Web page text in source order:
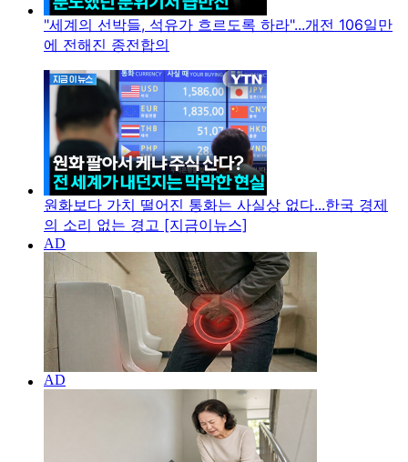
"세계의 선박들, 석유가 흐르도록 하라"...개전 106일만
에 전해진 종전합의
원화보다 가치 떨어진 통화는 사실상 없다...한국 경제
의 소리 없는 경고 [지금이뉴스]